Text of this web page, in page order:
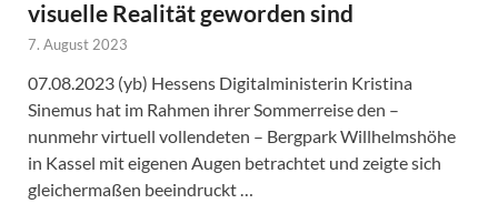
visuelle Realität geworden sind
7. August 2023
07.08.2023 (yb) Hessens Digitalministerin Kristina
Sinemus hat im Rahmen ihrer Sommerreise den –
nunmehr virtuell vollendeten – Bergpark Willhelmshöhe
in Kassel mit eigenen Augen betrachtet und zeigte sich
gleichermaßen beeindruckt …